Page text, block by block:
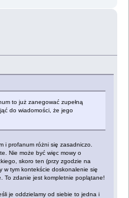
to już zanegować zupełną
do wiadomości, że jego
i profanum różni się zasadniczo.
Nie może być więc mowy o
skoro ten (przy zgodzie na
w tym kontekście doskonalenie się
To zdanie jest kompletnie poplątane!
je oddzielamy od siebie to jedna i